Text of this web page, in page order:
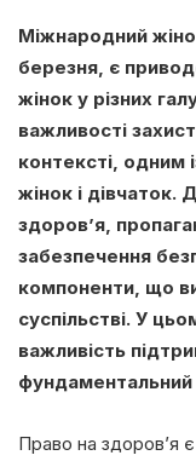
Міжнародний
березня, є
жінок у різних
важливості
контексті, одним
жінок і дівчаток.
здоров’я,
забезпечення
компоненти, що
суспільстві. У
важливість
фундаментальний
Право на здоров’я